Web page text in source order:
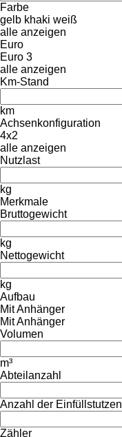
Farbe
gelb khaki weiß
alle anzeigen
Euro
Euro 3
alle anzeigen
Km-Stand
km
Achsenkonfiguration
4x2
alle anzeigen
Nutzlast
kg
Merkmale
Bruttogewicht
kg
Nettogewicht
kg
Aufbau
Mit Anhänger
Mit Anhänger
Volumen
m³
Abteilanzahl
Anzahl der Einfüllstutzen
Zähler